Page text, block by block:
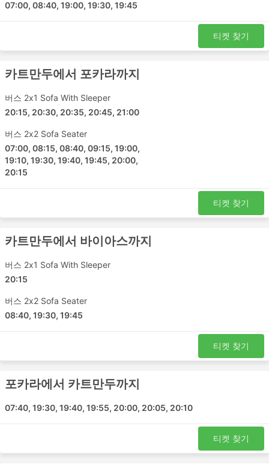
여 가장 좋은 버스표를 예매하세요.
Royal Gorkhali 인기있는 버스역
다:
카트만두
포카라 버스 정류장
Royal Gorkhali 인기 여행지
Royal Gorkhali 버스는 여러 노선을 운행하며 가장 인기 있
카트만두 - Dumre
카트만두 - 바이아스
Royal Gorkhali 티켓 가격 및 좌석 등급
대한 요구 사항에 맞게 여행을 거의 맞춤화할 수 있다는 것
입니다. 가장 저렴한 여행은 일반적으로 표준 클래스 버스로
습니다. 이것은 짧은 여행에 좋은 선택입니다. 수면 좌석이
있는 버스 또는 VIP 버스는 장거리 및 야간 여행 모두에 적
합합니다. 침대나 넓고 푹신한 등받이가 있는 좌석이 제공되
거나에서 화장실 이용시간 또는 버스가 주유를 하는 동안 식
사가 제공됩니다. 야간 버스로 여행하면 호텔비를 절약할 수
07:00, 08:40, 19:00, 19:30, 19:45
티켓 찾기
카트만두에서 포카라까지
버스 2x1 Sofa With Sleeper
20:15, 20:30, 20:35, 20:45, 21:00
버스 2x2 Sofa Seater
07:00, 08:15, 08:40, 09:15, 19:00,
19:10, 19:30, 19:40, 19:45, 20:00,
20:15
티켓 찾기
카트만두에서 바이아스까지
버스 2x1 Sofa With Sleeper
20:15
버스 2x2 Sofa Seater
08:40, 19:30, 19:45
티켓 찾기
포카라에서 카트만두까지
07:40, 19:30, 19:40, 19:55, 20:00, 20:05, 20:10
티켓 찾기